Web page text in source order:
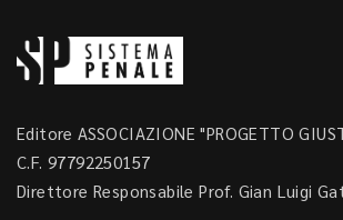
Editore ASSOCIAZIONE "PROGETTO
C.F. 97792250157
Direttore Responsabile Prof. Gian Luigi